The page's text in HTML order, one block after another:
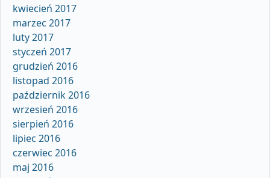
kwiecień 2017
marzec 2017
luty 2017
styczeń 2017
grudzień 2016
listopad 2016
październik 2016
wrzesień 2016
sierpień 2016
lipiec 2016
czerwiec 2016
maj 2016